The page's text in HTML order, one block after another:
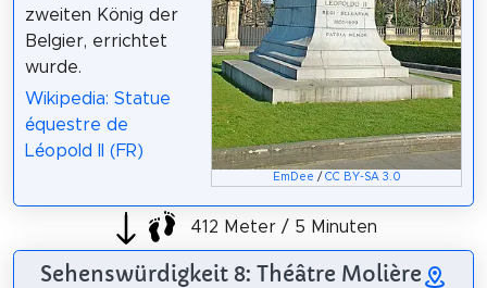
EmDee / CC BY-SA 3.0
zweiten König der
Belgier, errichtet
wurde.
Wikipedia: Statue
équestre de
Léopold II (FR)
412 Meter / 5 Minuten
Sehenswürdigkeit 8: Théâtre Molière